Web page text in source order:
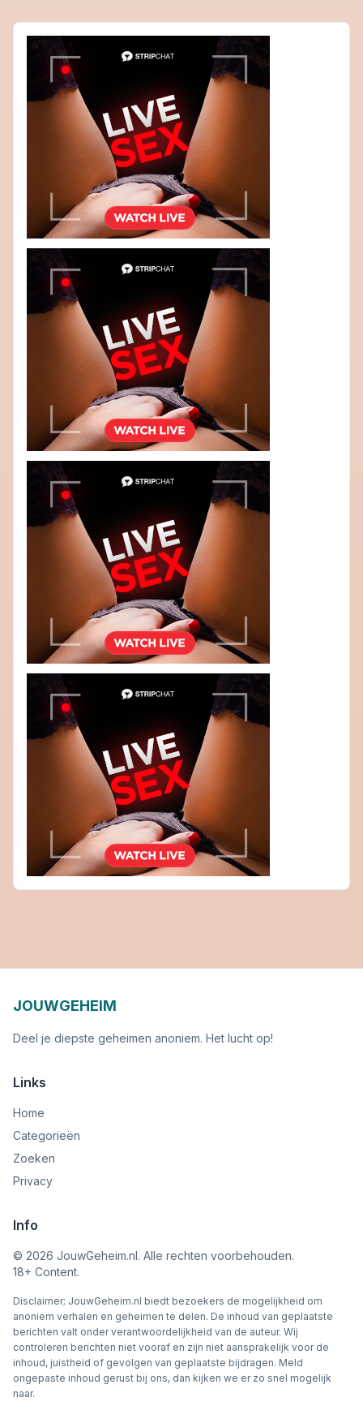
JOUWGEHEIM
Deel je diepste geheimen anoniem. Het lucht op!
Links
Home
Categorieën
Zoeken
Privacy
Info
© 2026 JouwGeheim.nl. Alle rechten voorbehouden.
18+ Content.
Disclaimer; JouwGeheim.nl biedt bezoekers de mogelijkheid om
anoniem verhalen en geheimen te delen. De inhoud van geplaatste
berichten valt onder verantwoordelijkheid van de auteur. Wij
controleren berichten niet vooraf en zijn niet aansprakelijk voor de
inhoud, juistheid of gevolgen van geplaatste bijdragen. Meld
ongepaste inhoud gerust bij ons, dan kijken we er zo snel mogelijk
naar.